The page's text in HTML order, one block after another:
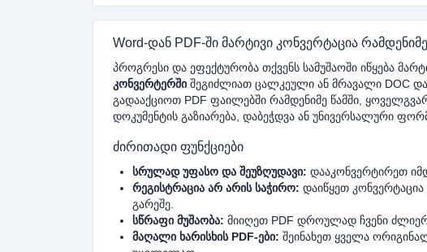
Word-დან PDF-ში მარტივი კონვერტაცია რამდენიმე
პროგრესი და ეფექტურობა თქვენს სამუშაოში იწყება
კონვერტერში შეგიძლიათ ცალკეული ან მრავალი DOC
გადააქციოთ PDF ფაილებში რამდენიმე წამში,
დოკუმენტის გაზიარება, დაბეჭდვა ან უნივერსალური
ძირითადი ფუნქციები
სრულად უფასო და შეუზღუდავი: დააკონვერტირეთ
რეგისტრაცია არ არის საჭირო: დაიწყეთ
გარეშე.
სწრაფი მუშაობა: მიიღეთ PDF დროულად ჩვენი
მაღალი ხარისხის PDF-ები: შეინახეთ ყველა